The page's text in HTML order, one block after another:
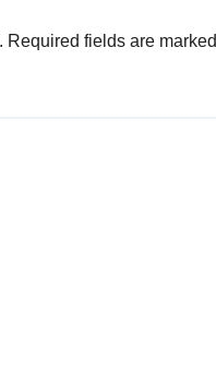
Required fields are marked